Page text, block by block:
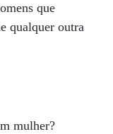
que
qualquer outra
mulher?